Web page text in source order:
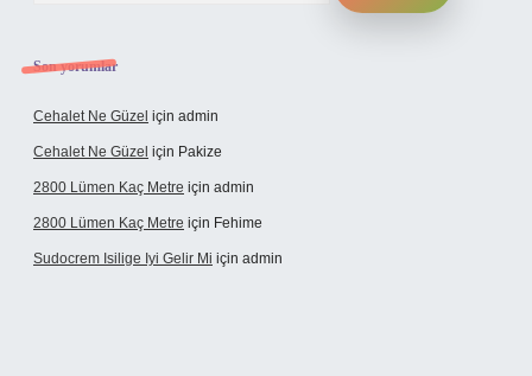
Son yorumlar
Cehalet Ne Güzel için admin
Cehalet Ne Güzel için Pakize
2800 Lümen Kaç Metre için admin
2800 Lümen Kaç Metre için Fehime
Sudocrem Isilige Iyi Gelir Mi için admin